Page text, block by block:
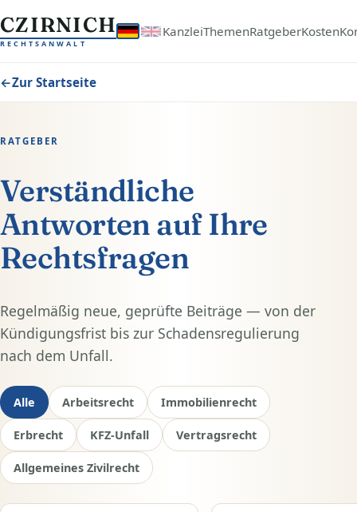
CZIRNICH
RECHTSANWALT
KanzleiThemenRatgeberKosten
←Zur Startseite
RATGEBER
Verständliche
Antworten auf Ihre
Rechtsfragen
Regelmäßig neue, geprüfte Beiträge — von der
Kündigungsfrist bis zur Schadensregulierung
nach dem Unfall.
Alle Arbeitsrecht Immobilienrecht
Erbrecht KFZ-Unfall Vertragsrecht
Allgemeines Zivilrecht